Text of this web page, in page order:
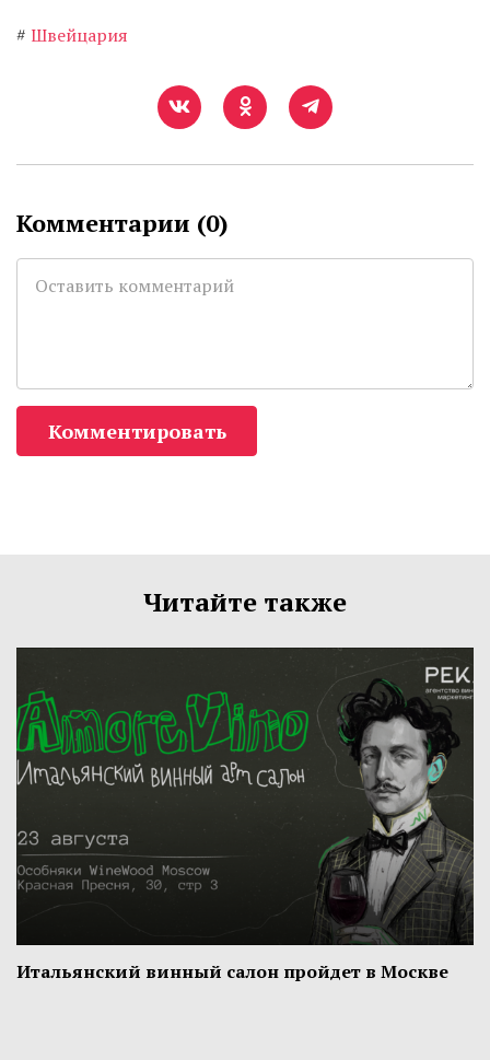
# Швейцария
Комментарии (0)
Комментировать
Читайте также
Итальянский винный салон пройдет в Москве